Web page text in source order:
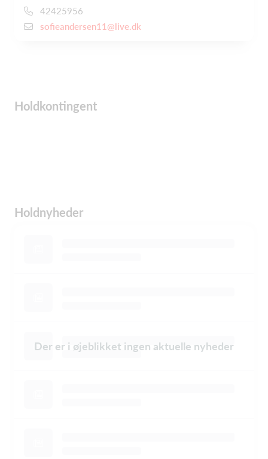
42425956
sofieandersen11@live.dk
Holdkontingent
Holdnyheder
Der er i øjeblikket ingen aktuelle nyheder